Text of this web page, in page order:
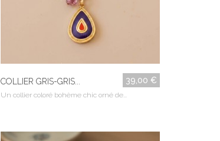
COLLIER GRIS-GRIS... 39,00 €
Un collier coloré bohème chic orné de...